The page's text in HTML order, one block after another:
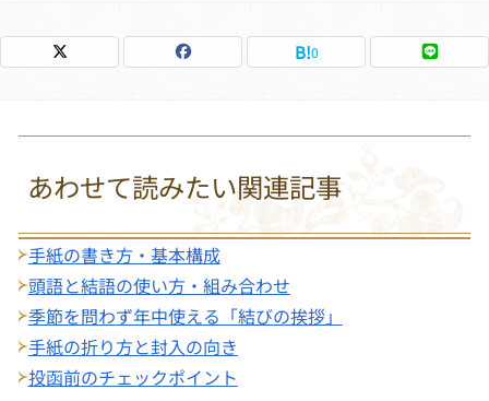
0
あわせて読みたい関連記事
手紙の書き方・基本構成
頭語と結語の使い方・組み合わせ
季節を問わず年中使える「結びの挨拶」
手紙の折り方と封入の向き
投函前のチェックポイント